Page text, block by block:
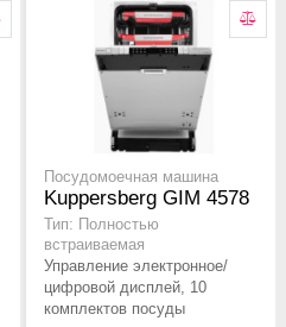
Посудомоечная машина
Kuppersberg GIM 4578
Тип: Полностью
встраиваемая
Управление электронное/
цифровой дисплей, 10
комплектов посуды